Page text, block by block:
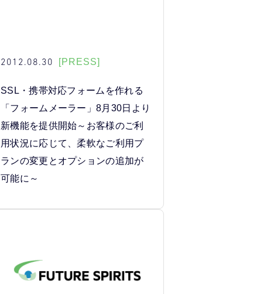
2012.08.30 [PRESS]
SSL・携帯対応フォームを作れる
「フォームメーラー」8月30日より
新機能を提供開始～お客様のご利
用状況に応じて、柔軟なご利用プ
ランの変更とオプションの追加が
可能に～